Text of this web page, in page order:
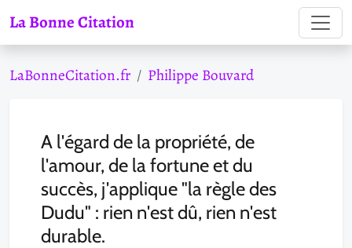
La Bonne Citation
LaBonneCitation.fr Philippe Bouvard
A l'égard de la propriété, de
l'amour, de la fortune et du
succès, j'applique "la règle des
Dudu" : rien n'est dû, rien n'est
durable.